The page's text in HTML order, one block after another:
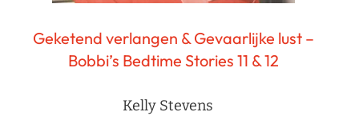
Geketend verlangen & Gevaarlijke lust –
Bobbi’s Bedtime Stories 11 & 12
Kelly Stevens